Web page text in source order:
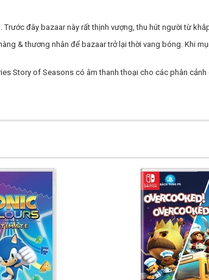
đây bazaar này rất thịnh vượng, thu hút người từ
& thương nhân để bazaar trở lại thời vang bóng. Khi
Story of Seasons có âm thanh thoại cho các phân cảnh